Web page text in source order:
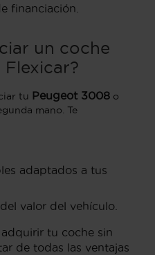
financiación.
un coche
tu Peugeot 3008 o
mano. Te
adaptados a tus
valor del vehículo.
tu coche sin
de todas las ventajas